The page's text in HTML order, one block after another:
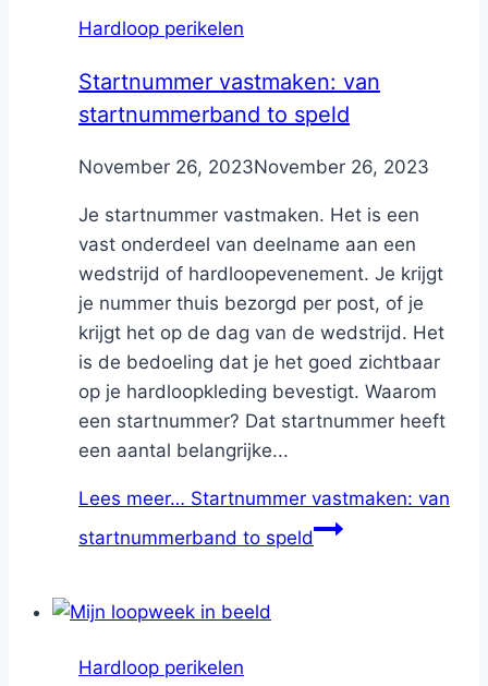
Hardloop perikelen
Startnummer vastmaken: van
startnummerband to speld
ByNicole
November 26, 2023November 26, 2023
Je startnummer vastmaken. Het is een
vast onderdeel van deelname aan een
wedstrijd of hardloopevenement. Je krijgt
je nummer thuis bezorgd per post, of je
krijgt het op de dag van de wedstrijd. Het
is de bedoeling dat je het goed zichtbaar
op je hardloopkleding bevestigt. Waarom
een startnummer? Dat startnummer heeft
een aantal belangrijke...
Lees meer… Startnummer vastmaken: van
startnummerband to speld
Hardloop perikelen